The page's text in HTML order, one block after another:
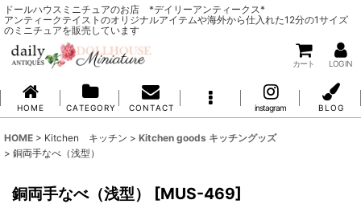
ドールハウスミニチュアのお店 *デイリーアンティークス*
アンティークテイストのオリジナルアイテムや海外から仕入れた12分の1サイズ
のミニチュアを販売しています
カート LOG IN
H O M E C A T E G O R Y C O N T A C T instagram B L O G
HOME > Kitchen キッチン > Kitchen goods キッチングッズ
> 銅両手なべ（浅型）
銅両手なべ（浅型） [MUS-469]